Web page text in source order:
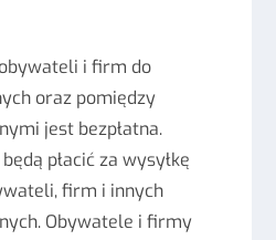
i firm do
oraz pomiędzy
jest bezpłatna.
płacić za wysyłkę
firm i innych
Obywatele i firmy